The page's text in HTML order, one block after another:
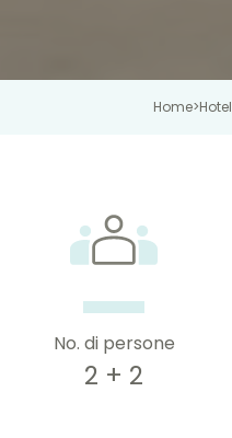
Home>Hotel
2 + 2
No. di persone